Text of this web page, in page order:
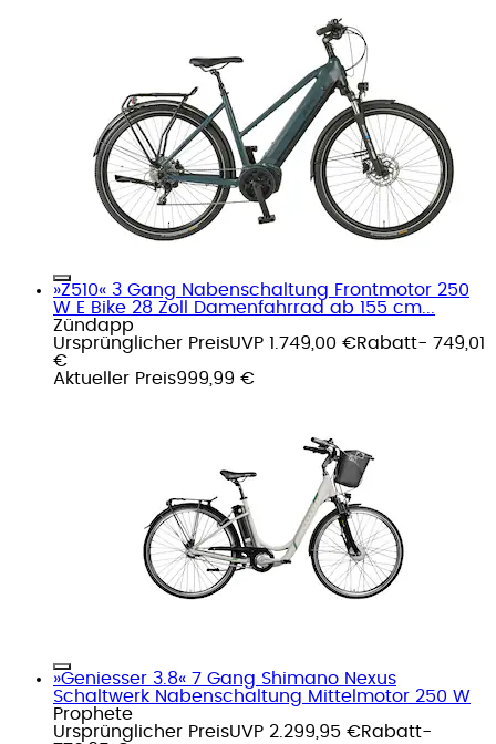
»Z510« 3 Gang Nabenschaltung Frontmotor 250
W E Bike 28 Zoll Damenfahrrad ab 155 cm...
Zündapp
Ursprünglicher PreisUVP 1.749,00 €Rabatt- 749,01
€
Aktueller Preis999,99 €
»Geniesser 3.8« 7 Gang Shimano Nexus
Schaltwerk Nabenschaltung Mittelmotor 250 W
Prophete
Ursprünglicher PreisUVP 2.299,95 €Rabatt-